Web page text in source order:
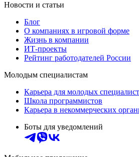
Новости и статьи
Блог
О компаниях в игровой форме
Жизнь в компании
ИТ-проекты
Рейтинг работодателей России
Молодым специалистам
Карьера для молодых
Школа программистов
Карьера в некоммерческих
Боты для уведомлений